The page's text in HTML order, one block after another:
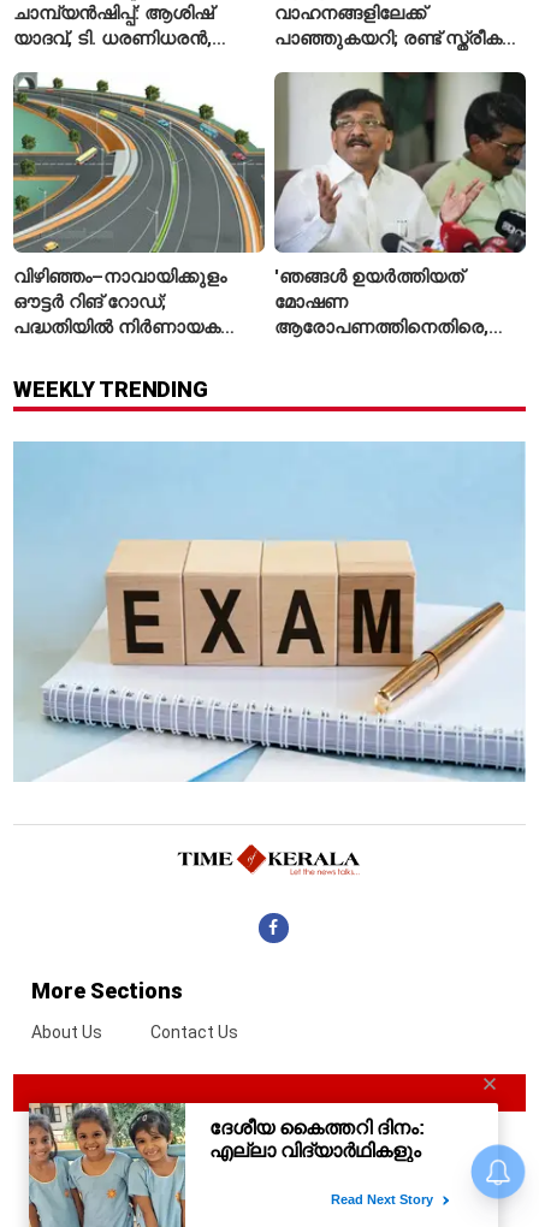
ചാമ്പ്യൻഷിപ്പ്: ആശിഷ്
യാദവ്, ടി. ധരണിധരൻ,
ഫൈനലിൽ
വാഹനങ്ങളിലേക്ക്
പാഞ്ഞുകയറി; രണ്ട് സ്ത്രീകൾ
വിഴിഞ്ഞം–നാവായിക്കുളം
ഔട്ടർ റിങ് റോഡ്;
പദ്ധതിയിൽ നിർണായക
വിശദീകരണം
'ഞങ്ങൾ ഉയർത്തിയത്
മോഷണ
ആരോപണത്തിനെതിരെ,
സഞ്ജയ് റാവത്ത്
WEEKLY TRENDING
More Sections
About Us Contact Us